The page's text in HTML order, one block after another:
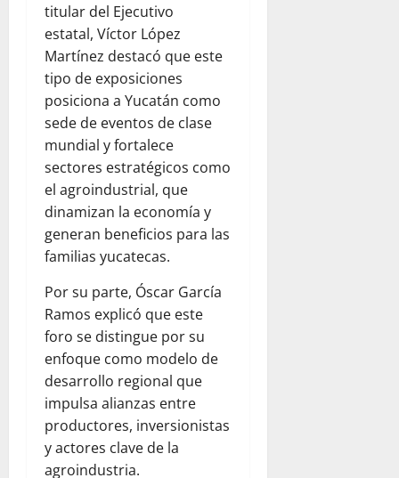
titular del Ejecutivo
estatal, Víctor López
Martínez destacó que este
tipo de exposiciones
posiciona a Yucatán como
sede de eventos de clase
mundial y fortalece
sectores estratégicos como
el agroindustrial, que
dinamizan la economía y
generan beneficios para las
familias yucatecas.
Por su parte, Óscar García
Ramos explicó que este
foro se distingue por su
enfoque como modelo de
desarrollo regional que
impulsa alianzas entre
productores, inversionistas
y actores clave de la
agroindustria.